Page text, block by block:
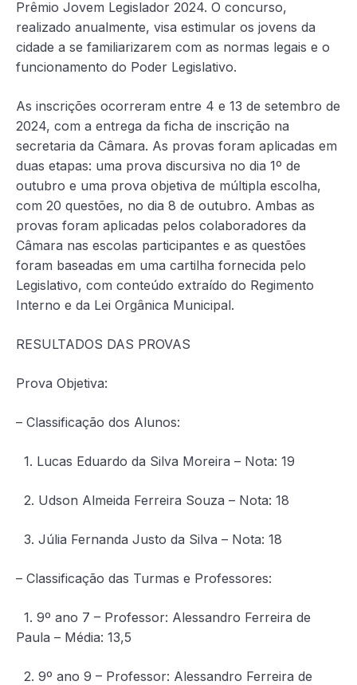
Prêmio Jovem Legislador 2024. O concurso,
realizado anualmente, visa estimular os jovens da
cidade a se familiarizarem com as normas legais e o
funcionamento do Poder Legislativo.
As inscrições ocorreram entre 4 e 13 de setembro de
2024, com a entrega da ficha de inscrição na
secretaria da Câmara. As provas foram aplicadas em
duas etapas: uma prova discursiva no dia 1º de
outubro e uma prova objetiva de múltipla escolha,
com 20 questões, no dia 8 de outubro. Ambas as
provas foram aplicadas pelos colaboradores da
Câmara nas escolas participantes e as questões
foram baseadas em uma cartilha fornecida pelo
Legislativo, com conteúdo extraído do Regimento
Interno e da Lei Orgânica Municipal.
RESULTADOS DAS PROVAS
Prova Objetiva:
– Classificação dos Alunos:
1. Lucas Eduardo da Silva Moreira – Nota: 19
2. Udson Almeida Ferreira Souza – Nota: 18
3. Júlia Fernanda Justo da Silva – Nota: 18
– Classificação das Turmas e Professores:
1. 9º ano 7 – Professor: Alessandro Ferreira de
Paula – Média: 13,5
2. 9º ano 9 – Professor: Alessandro Ferreira de